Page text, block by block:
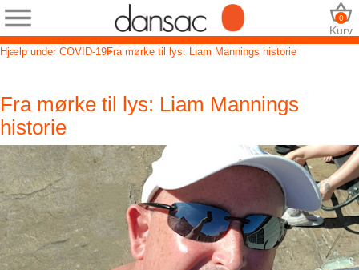
Kurv
0
Hjælp under COVID-19Fra mørke til lys: Liam Mannings historie
Fra mørke til lys: Liam Mannings
historie